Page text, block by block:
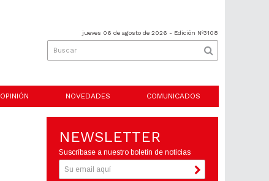
jueves 06 de agosto de 2026 - Edición Nº3108
OPINIÓN NOVEDADES COMUNICADOS
NEWSLETTER
Suscríbase a nuestro boletín de noticias